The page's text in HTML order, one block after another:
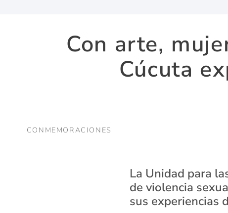
Con arte,
Cúcuta
CONMEMORACIONES
La Unidad para
de violencia
sus experiencias